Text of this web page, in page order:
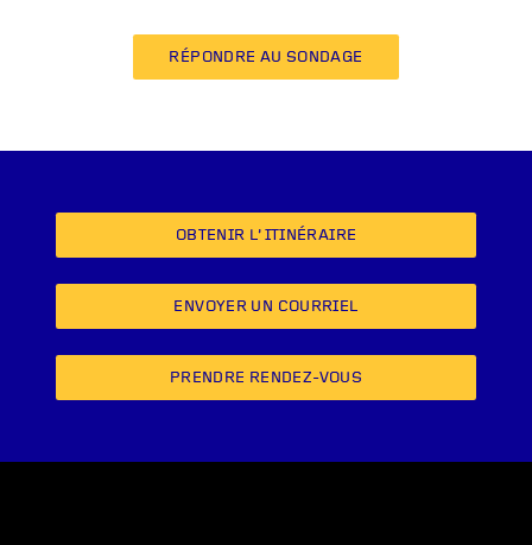
RÉPONDRE AU SONDAGE
OBTENIR L’ITINÉRAIRE
ENVOYER UN COURRIEL
PRENDRE RENDEZ-VOUS